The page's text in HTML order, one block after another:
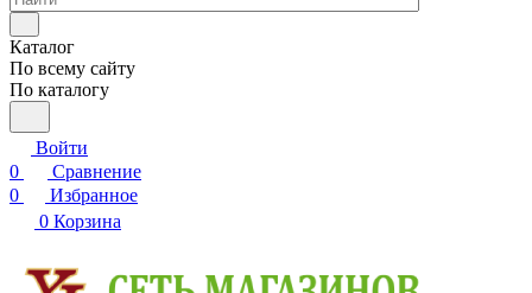
Каталог
По всему сайту
По каталогу
Войти
0
Сравнение
0
Избранное
0 Корзина